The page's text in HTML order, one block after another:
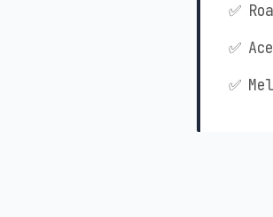
✅
✅
✅